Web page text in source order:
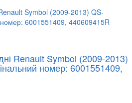
Renault Symbol (2009-2013)
номер: 6001551409,